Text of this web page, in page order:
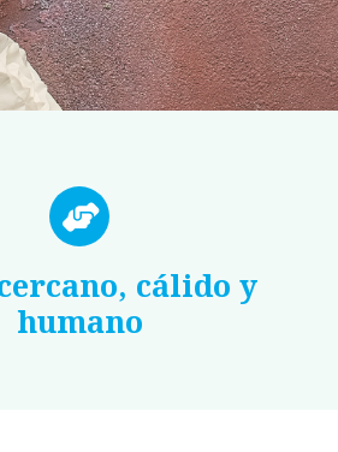
cálido y
humano